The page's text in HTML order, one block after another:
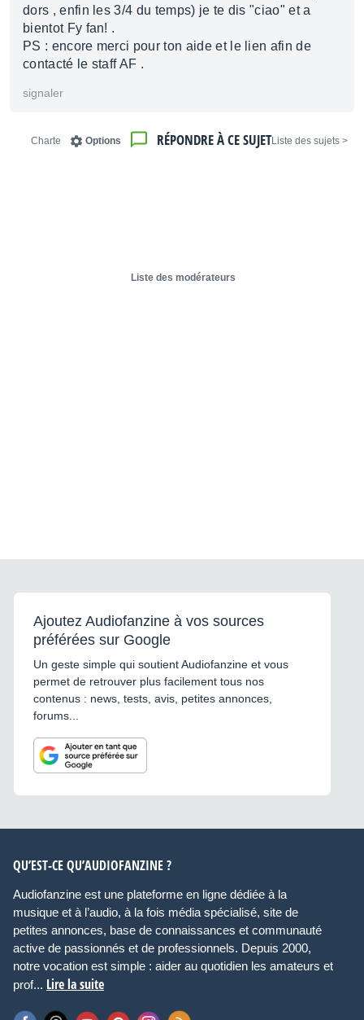
dors , enfin les 3/4 du temps) je te dis "ciao" et a
bientot Fy fan! .
PS : encore merci pour ton aide et le lien afin de
contacté le staff AF .
signaler
< Liste des sujets
RÉPONDRE À CE SUJET
Options
Charte
Liste des modérateurs
Ajoutez Audiofanzine à vos sources
préférées sur Google
Un geste simple qui soutient Audiofanzine et vous
permet de retrouver plus facilement tous nos
contenus : news, tests, avis, petites annonces,
forums...
QU’EST-CE QU’AUDIOFANZINE ?
Audiofanzine est une plateforme en ligne dédiée à la
musique et à l’audio, à la fois média spécialisé, site de
petites annonces, base de connaissances et communauté
active de passionnés et de professionnels. Depuis 2000,
notre vocation est simple : aider au quotidien les amateurs et
prof... Lire la suite